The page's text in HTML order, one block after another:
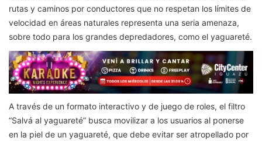
rutas y caminos por conductores que no respetan los límites de
velocidad en áreas naturales representa una seria amenaza,
sobre todo para los grandes depredadores, como el yaguareté.
A través de un formato interactivo y de juego de roles, el filtro
“Salvá al yaguareté” busca movilizar a los usuarios al ponerse
en la piel de un yaguareté, que debe evitar ser atropellado por